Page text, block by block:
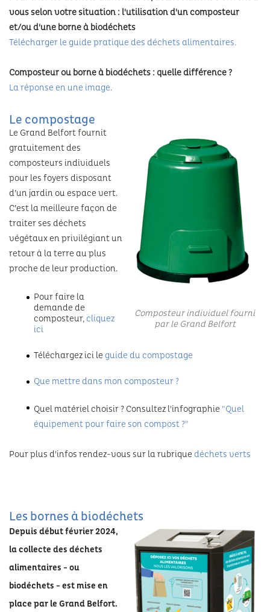
Habitat indigne
Voiries et parcs de stationnement
Aire de covoiturage
Eau
Les espaces naturels
Environnement
Milieux aquatiques
Atlas de la biodiversité
Préserver le patrimoine
Gardes champêtres
Les formations
Les actions du Grand Belfort
TOURISME & PATRIMOINE
Patrimoine
Randonnées
Hébergements touristiques
CULTURE
Viadanse centre chorégraphique national
Le Grrranit scène nationale de Belfort
Théâtre de Marionnettes de Belfort
Les Riffs du Lion
Cinémas d’aujourd’hui
Théâtre du Pilier
Les piscines
La patinoire
vous selon votre situation : l'utilisation d'un composteur
et/ou d'une borne à biodéchets
Télécharger le guide pratique des déchets alimentaires.
Composteur ou borne à biodéchets : quelle différence ?
La réponse en une image.
Le compostage
Composteur individuel fourni
par le Grand Belfort
Le Grand Belfort fournit
gratuitement des
composteurs individuels
pour les foyers disposant
d’un jardin ou espace vert.
C’est la meilleure façon de
traiter ses déchets
végétaux en privilégiant un
retour à la terre au plus
proche de leur production.
Pour faire la
demande de
composteur,cliquez
ici
Téléchargez ici le guide du compostage
Que mettre dans mon composteur ?
Quel matériel choisir ? Consultez l'infographie "Quel
équipement pour faire son compost ?"
Pour plus d'infos rendez-vous sur la rubrique déchets verts
Les bornes à biodéchets
Depuis début février 2024,
la collecte des déchets
alimentaires - ou
biodéchets - est mise en
place par le Grand Belfort.